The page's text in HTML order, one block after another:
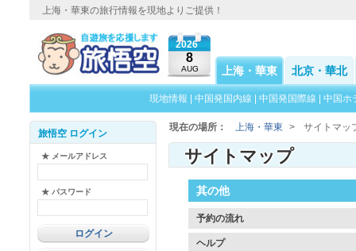
上海・華東の旅行情報を現地よりご提供！
2026
8
AUG 上海・華東 北京・華北
現地情報 中国発国内線 中国発国際線 中国ホ
旅悟空 ログイン
★ メールアドレス
★ パスワード
現在の場所： 上海・華東 > サイトマッ
サイトマップ
其の他
予約の流れ
ヘルプ